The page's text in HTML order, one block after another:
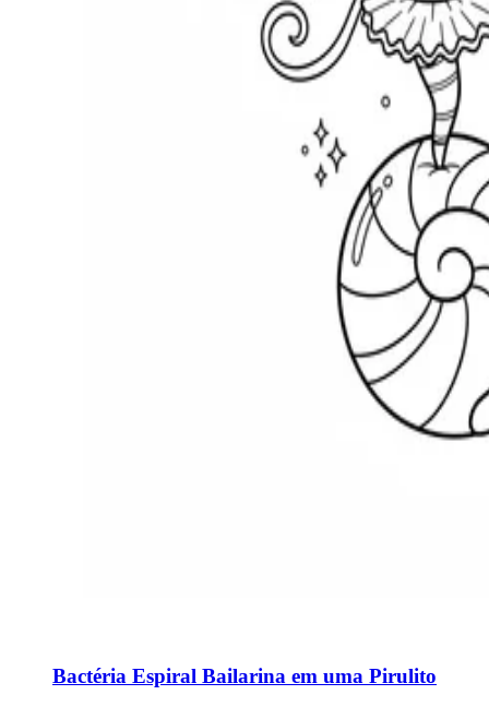
Bactéria Espiral Bailarina em uma Pirulito